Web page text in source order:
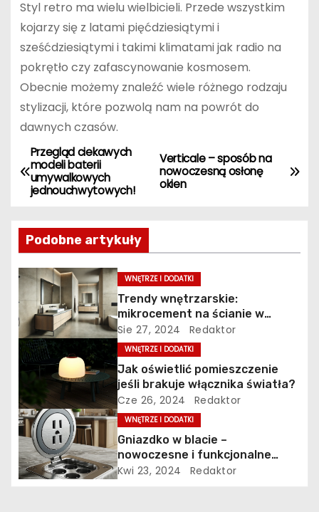
Styl retro ma wielu wielbicieli. Przede wszystkim
kojarzy się z latami pięćdziesiątymi i
sześćdziesiątymi i takimi klimatami jak radio na
pokrętło czy zafascynowanie kosmosem.
Obecnie możemy znaleźć wiele różnego rodzaju
stylizacji, które pozwolą nam na powrót do
dawnych czasów.
N
a
i
g
a
c
j
a
w
p
Verticale – sposób na
nowoczesną osłonę
okien
Przegląd ciekawych
modeli baterii
umywalkowych
jednouchwytowych!
Podobne artykuły
WNĘTRZE I DODATKI
Trendy wnętrzarskie:
mikrocement na ścianie w
łazience.
Sie 27, 2024 Redaktor
WNĘTRZE I DODATKI
Jak oświetlić pomieszczenie
jeśli brakuje włącznika światła?
Cze 26, 2024 Redaktor
WNĘTRZE I DODATKI
Gniazdko w blacie –
nowoczesne i funkcjonalne
rozwiązanie dla Twojej kuchni
Kwi 23, 2024 Redaktor